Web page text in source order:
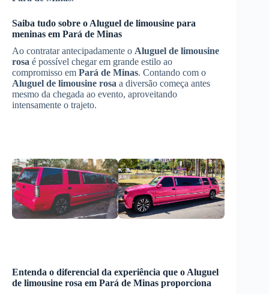
Saiba tudo sobre o Aluguel de limousine para
meninas em Pará de Minas
Ao contratar antecipadamente o Aluguel de limousine
rosa é possível chegar em grande estilo ao
compromisso em Pará de Minas. Contando com o
Aluguel de limousine rosa a diversão começa antes
mesmo da chegada ao evento, aproveitando
intensamente o trajeto.
Entenda o diferencial da experiência que o Aluguel
de limousine rosa em Pará de Minas proporciona